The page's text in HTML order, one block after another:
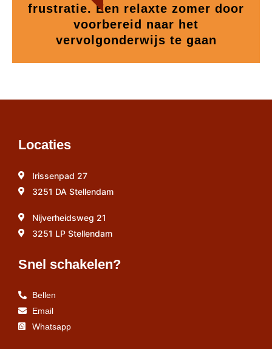
frustratie. Een relaxte zomer door
voorbereid naar het
vervolgonderwijs te gaan
Locaties
Irissenpad 27
3251 DA Stellendam
Nijverheidsweg 21
3251 LP Stellendam
Snel schakelen?
Bellen
Email
Whatsapp